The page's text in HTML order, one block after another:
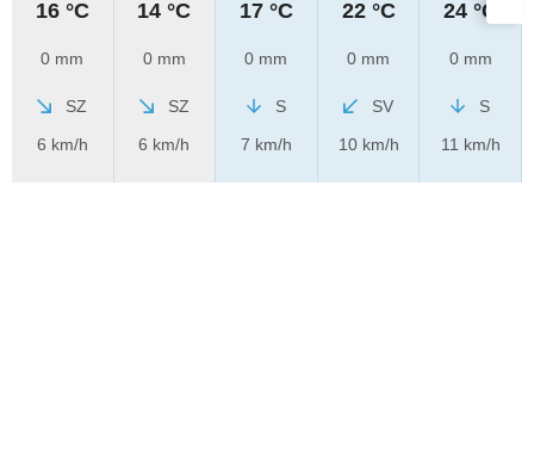
16 °C
0 mm
SZ
6 km/h
14 °C
0 mm
SZ
6 km/h
17 °C
0 mm
S
7 km/h
22 °C
0 mm
SV
10 km/h
24 °C
0 mm
S
11 km/h